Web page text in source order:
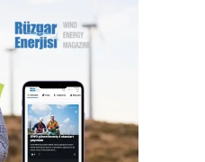
ev sahipliği yaptık. Bu yıl
altı fuar ile yine sektörün
ülkemizin ticaret hacmine
üzerinde firmayı
sektörün büyümesine katkı
Bonding Eurasia bu yıl ilk